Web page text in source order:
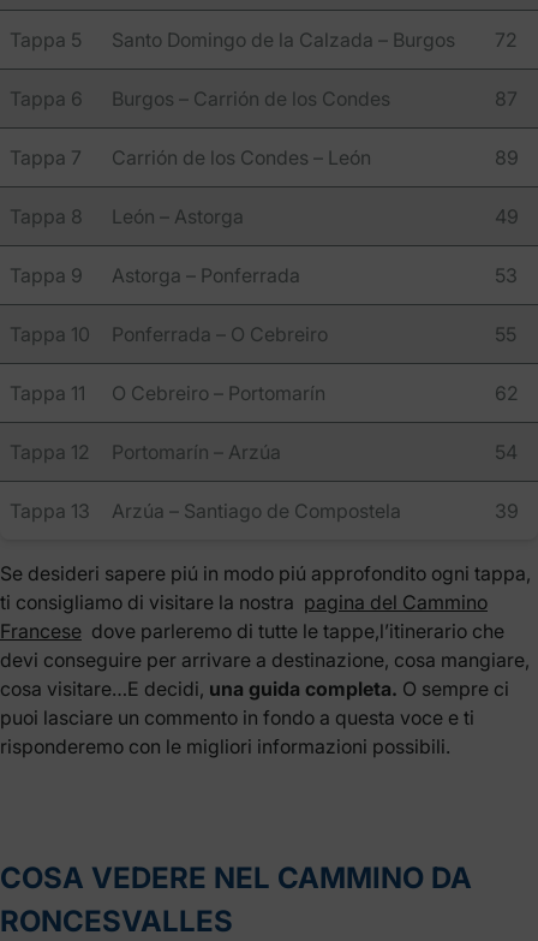
Tappa 5 Santo Domingo de la Calzada – Burgos 72
Tappa 6 Burgos – Carrión de los Condes 87
Tappa 7 Carrión de los Condes – León 89
Tappa 8 León – Astorga 49
Tappa 9 Astorga – Ponferrada 53
Tappa 10 Ponferrada – O Cebreiro 55
Tappa 11 O Cebreiro – Portomarín 62
Tappa 12 Portomarín – Arzúa 54
Tappa 13 Arzúa – Santiago de Compostela 39
Se desideri sapere piú in modo piú approfondito ogni tappa,
ti consigliamo di visitare la nostra pagina del Cammino
Francese dove parleremo di tutte le tappe,l’itinerario che
devi conseguire per arrivare a destinazione, cosa mangiare,
cosa visitare…E decidi, una guida completa. O sempre ci
puoi lasciare un commento in fondo a questa voce e ti
risponderemo con le migliori informazioni possibili.
COSA VEDERE NEL CAMMINO DA
RONCESVALLES